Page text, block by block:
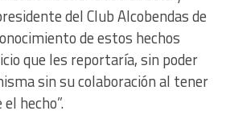
del Club Alcobendas de
de estos hechos
que les reportaría, sin poder
sin su colaboración al tener
hecho”.